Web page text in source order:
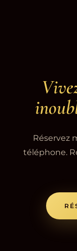
Réservez
téléphone.